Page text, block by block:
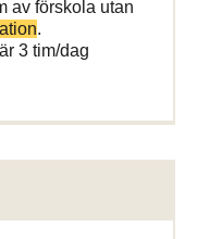
av förskola utan
.
3 tim/dag